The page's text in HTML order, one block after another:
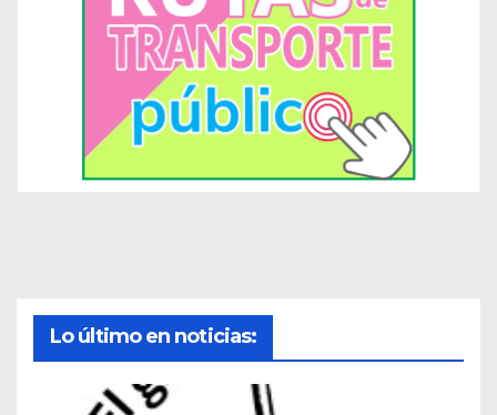
Lo último en noticias: